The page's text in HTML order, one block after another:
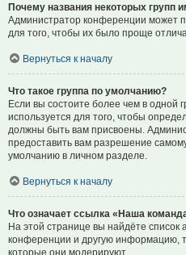
Почему названия некоторых групп
Администратор конференции может
для того, чтобы их было проще
Вернуться к началу
Что такое группа по умолчанию?
Если вы состоите более чем в одной
используется для того, чтобы
должны быть вам присвоены.
предоставить вам разрешение
умолчанию в личном разделе.
Вернуться к началу
Что означает ссылка «Наша
На этой странице вы найдёте
конференции и другую информацию,
которые они модерируют.